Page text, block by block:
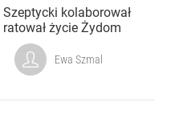
kolaborował
życie Żydom
Ewa Szmal